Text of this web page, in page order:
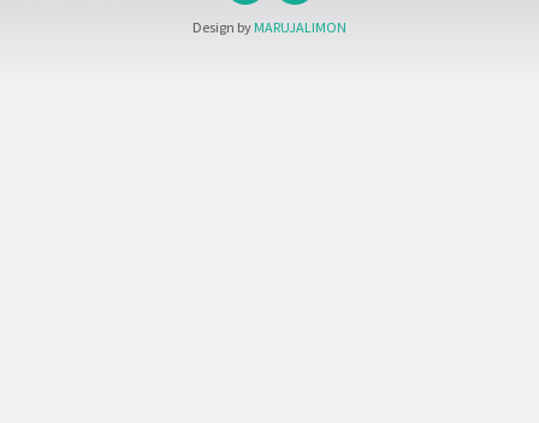
Design by MARUJALIMON